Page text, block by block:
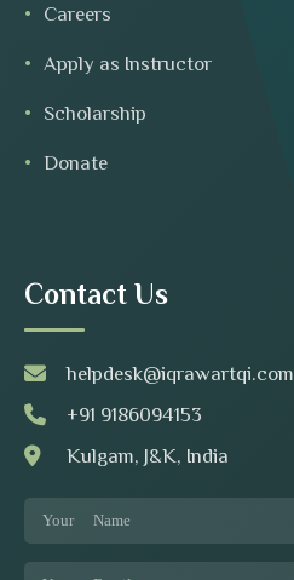
Careers
Apply as Instructor
Scholarship
Donate
Contact Us
helpdesk@iqrawartqi.com
+91 9186094153
Kulgam, J&K, India